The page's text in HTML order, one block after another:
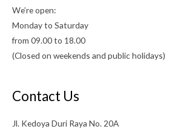
We’re open:
Monday to Saturday
from 09.00 to 18.00
(Closed on weekends and public holidays)
Contact Us
Jl. Kedoya Duri Raya No. 20A